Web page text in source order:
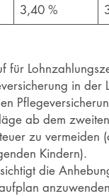
3,40 %
für
in der
ab dem
zu
Kindern).
die